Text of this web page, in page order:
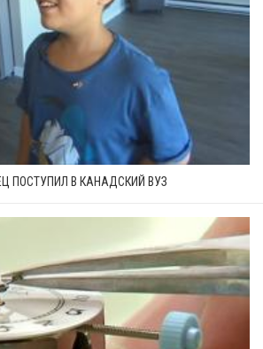
ПОСТУПИЛ В КАНАДСКИЙ ВУЗ